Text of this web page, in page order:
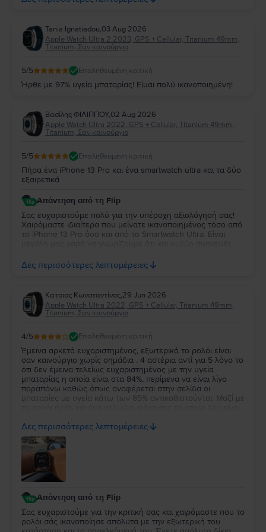
Tania Ignatiadou,03 Aug 2026
Apple Watch Ultra 2 2023, GPS + Cellular, Titanium 49mm,
Titanium, Σαν καινούργιο
5/5 Επαληθευμένη κριτική
Ήρθε με 97% υγεία μπαταρίας! Είμαι πολύ ικανοποιημένη!
Βασίλης ΦΙΛΙΠΠΟΥ,02 Aug 2026
Apple Watch Ultra 2022, GPS + Cellular, Titanium 49mm,
Titanium, Σαν καινούργιο
5/5 Επαληθευμένη κριτική
Πήρα ένα iPhone 13 Pro και ένα smartwatch ultra και τα δύο
εξαιρετικά
Απάντηση από τη Flip
Σας ευχαριστούμε πολύ για την υπέροχη αξιολόγησή σας!
Χαιρόμαστε ιδιαίτερα που μείνατε ικανοποιημένος τόσο από
το iPhone 13 Pro όσο και από το Smartwatch Ultra. Είναι
την εμπιστοσύνη σας και ευχόμαστε να τα χαρείτε και τα
δύο!
Δες περισσότερες λεπτομέρειες
Κατσιος Κωνσταντίνος,29 Jun 2026
Apple Watch Ultra 2022, GPS + Cellular, Titanium 49mm,
Titanium, Σαν καινούργιο
4/5 Επαληθευμένη κριτική
Έμεινα αρκετά ευχαριστημένος, εξωτερικά το ρολόι είναι
σαν καινούργιο χωρίς σημάδια . 4 αστέρια αντί για 5 λόγο το
ότι δεν έμεινα τελείως ευχαριστημένος με την υγεία
μπαταρίας η οποία είναι στα 84%, περίμενα να είναι λίγο
παραπάνω καθώς όπως αναφέρεται στην σελίδα οι
μπαταρίες με υγεία κάτω των 85% αντικαθιστούνται. Μαζί με
δεν μπορώ να έχω παράπονο.
Δες περισσότερες λεπτομέρειες
Απάντηση από τη Flip
Σας ευχαριστούμε για την κριτική σας και χαιρόμαστε που το
ρολόι σάς ικανοποίησε απόλυτα με την εξωτερική του